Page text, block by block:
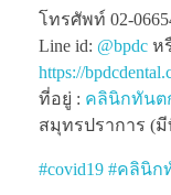
โทรศัพท์ 02-
Line id: @bpdc ห
https://
ที่อยู่ : คลินิกทันต
สมุทรปราการ (
#covid19 #คลินิก